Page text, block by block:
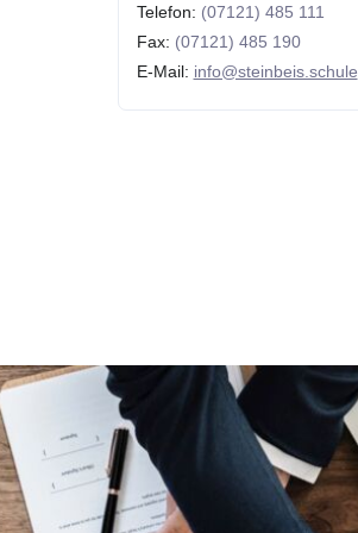
Telefon: (07121) 485 111
Fax: (07121) 485 190
E-Mail: info@steinbeis.schule